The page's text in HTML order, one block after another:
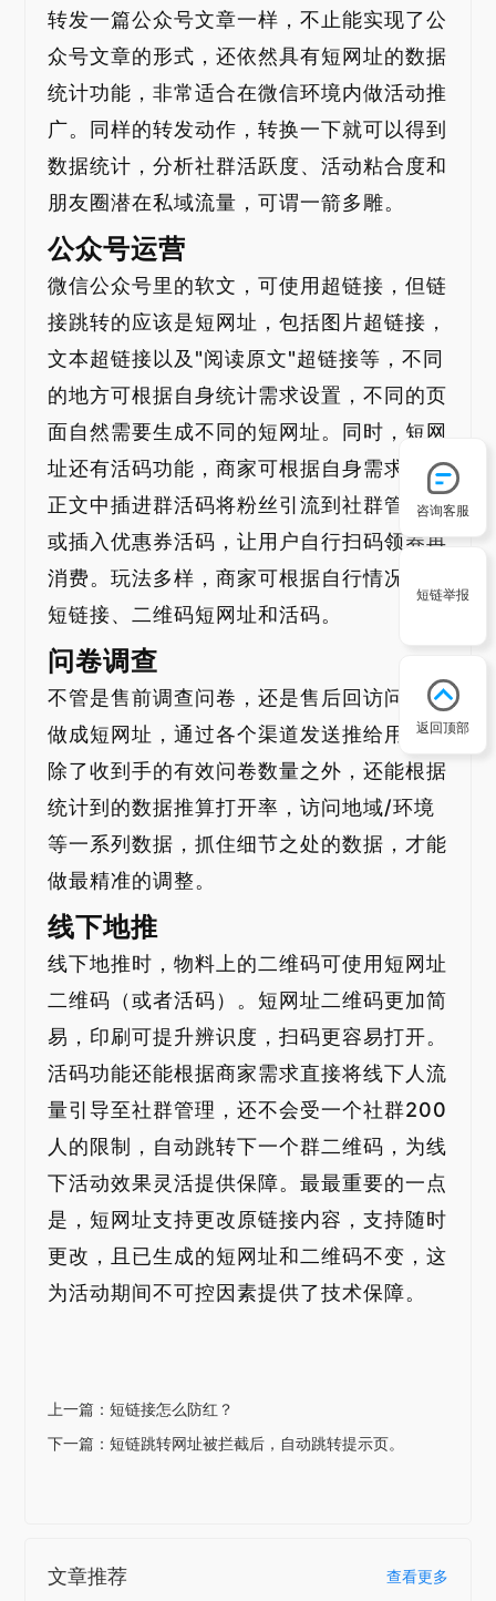
转发一篇公众号文章一样，不止能实现了公
众号文章的形式，还依然具有短网址的数据
统计功能，非常适合在微信环境内做活动推
广。同样的转发动作，转换一下就可以得到
数据统计，分析社群活跃度、活动粘合度和
朋友圈潜在私域流量，可谓一箭多雕。
公众号运营
微信公众号里的软文，可使用超链接，但链
接跳转的应该是短网址，包括图片超链接，
文本超链接以及"阅读原文"超链接等，不同
的地方可根据自身统计需求设置，不同的页
面自然需要生成不同的短网址。同时，短网
址还有活码功能，商家可根据自身需求，在
正文中插进群活码将粉丝引流到社群管理，
或插入优惠券活码，让用户自行扫码领券再
消费。玩法多样，商家可根据自行情况去用
短链接、二维码短网址和活码。
问卷调查
不管是售前调查问卷，还是售后回访问卷，
做成短网址，通过各个渠道发送推给用户，
除了收到手的有效问卷数量之外，还能根据
统计到的数据推算打开率，访问地域/环境
等一系列数据，抓住细节之处的数据，才能
做最精准的调整。
线下地推
线下地推时，物料上的二维码可使用短网址
二维码（或者活码）。短网址二维码更加简
易，印刷可提升辨识度，扫码更容易打开。
活码功能还能根据商家需求直接将线下人流
量引导至社群管理，还不会受一个社群200
人的限制，自动跳转下一个群二维码，为线
下活动效果灵活提供保障。最最重要的一点
是，短网址支持更改原链接内容，支持随时
更改，且已生成的短网址和二维码不变，这
为活动期间不可控因素提供了技术保障。
上一篇：短链接怎么防红？
下一篇：短链跳转网址被拦截后，自动跳转提示页。
文章推荐 查看更多
咨询客服
短链举报
返回顶部